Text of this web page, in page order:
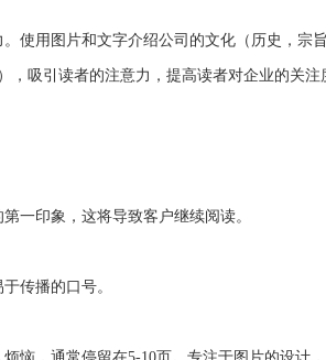
使用图片和文字介绍公司的文化（历史，宗
吸引读者的注意力，提高读者对企业的关注
一印象，这将导致客户继续阅读。
传播的口号。